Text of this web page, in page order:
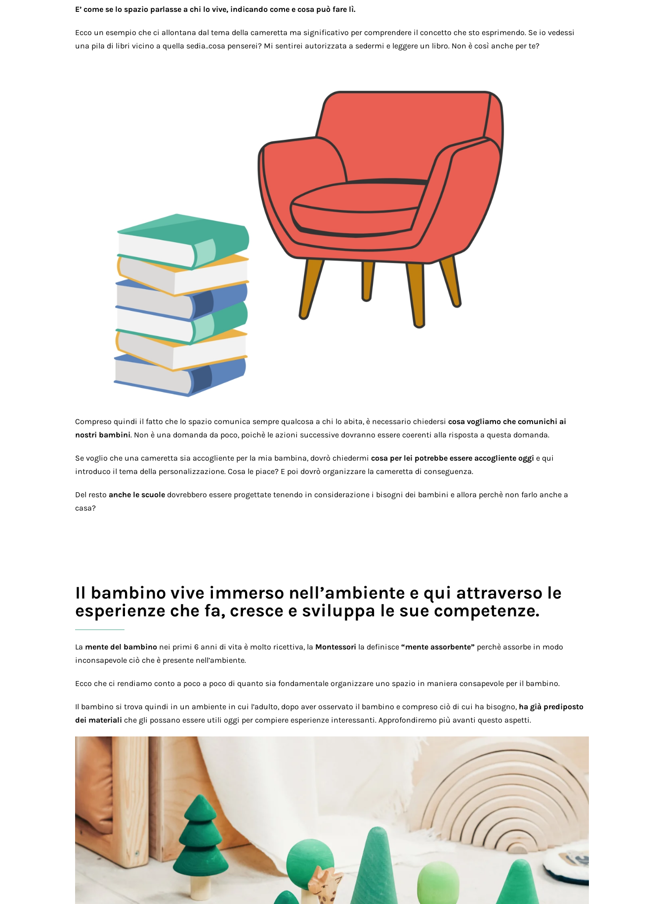
E’ come se lo spazio parlasse a chi lo vive, indicando come e cosa può fare lì.
Ecco un esempio che ci allontana dal tema della cameretta ma significativo per comprendere il concetto che sto esprimendo. Se io vedessi
una pila di libri vicino a quella sedia..cosa penserei? Mi sentirei autorizzata a sedermi e leggere un libro. Non è così anche per te?
Compreso quindi il fatto che lo spazio comunica sempre qualcosa a chi lo abita, è necessario chiedersi cosa vogliamo che comunichi ai
nostri bambini. Non è una domanda da poco, poichè le azioni successive dovranno essere coerenti alla risposta a questa domanda.
Se voglio che una cameretta sia accogliente per la mia bambina, dovrò chiedermi cosa per lei potrebbe essere accogliente oggi e qui
introduco il tema della personalizzazione. Cosa le piace? E poi dovrò organizzare la cameretta di conseguenza.
Del resto anche le scuole dovrebbero essere progettate tenendo in considerazione i bisogni dei bambini e allora perchè non farlo anche a
casa?
Il bambino vive immerso nell’ambiente e qui attraverso le
esperienze che fa, cresce e sviluppa le sue competenze.
La mente del bambino nei primi 6 anni di vita è molto ricettiva, la Montessori la definisce “mente assorbente” perchè assorbe in modo
inconsapevole ciò che è presente nell’ambiente.
Ecco che ci rendiamo conto a poco a poco di quanto sia fondamentale organizzare uno spazio in maniera consapevole per il bambino.
Il bambino si trova quindi in un ambiente in cui l’adulto, dopo aver osservato il bambino e compreso ciò di cui ha bisogno, ha già prediposto
dei materiali che gli possano essere utili oggi per compiere esperienze interessanti. Approfondiremo più avanti questo aspetti.